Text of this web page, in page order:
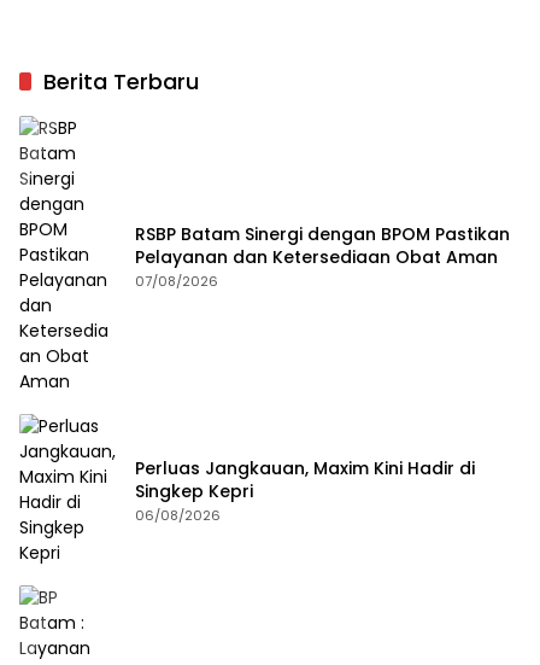
Berita Terbaru
RSBP Batam Sinergi dengan BPOM Pastikan
Pelayanan dan Ketersediaan Obat Aman
07/08/2026
Perluas Jangkauan, Maxim Kini Hadir di
Singkep Kepri
06/08/2026